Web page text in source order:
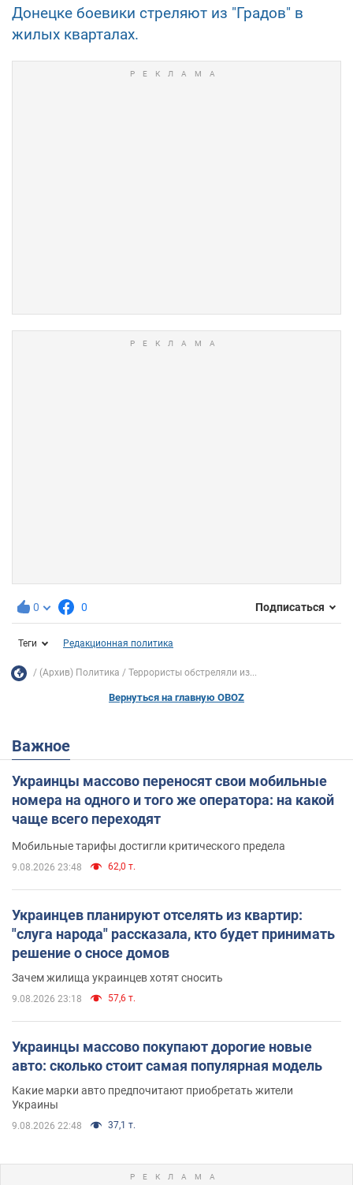
Донецке боевики стреляют из "Градов" в
жилых кварталах.
0 0 Подписаться
Теги Редакционная политика
(Архив) Политика Террористы обстреляли из...
Вернуться на главную OBOZ
Важное
Украинцы массово переносят свои мобильные
номера на одного и того же оператора: на какой
чаще всего переходят
Мобильные тарифы достигли критического предела
9.08.2026 23:48 62,0 т.
Украинцев планируют отселять из квартир:
"слуга народа" рассказала, кто будет принимать
решение о сносе домов
Зачем жилища украинцев хотят сносить
9.08.2026 23:18 57,6 т.
Украинцы массово покупают дорогие новые
авто: сколько стоит самая популярная модель
Какие марки авто предпочитают приобретать жители
Украины
9.08.2026 22:48 37,1 т.